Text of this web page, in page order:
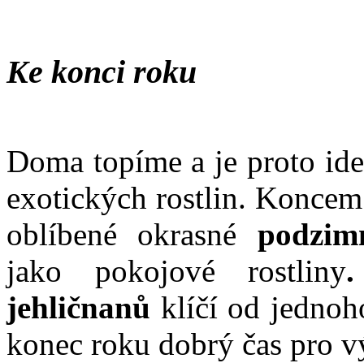
Ke konci roku
Doma topíme a je proto
exotických rostlin.
oblíbené okrasné
jako pokojové rostliny
jehličnanů klíčí od
konec roku dobrý čas pro